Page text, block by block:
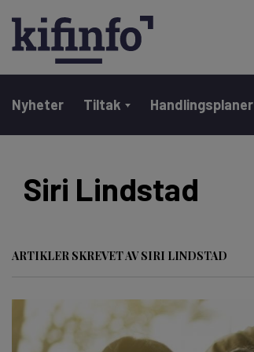
hovedinnhold
Main navigation
Nyheter Tiltak Handlingsplaner
Siri Lindstad
ARTIKLER SKREVET AV SIRI LINDSTAD